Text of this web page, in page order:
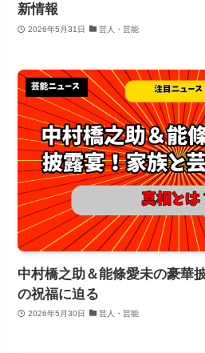
新情報
2026年5月31日 芸人・芸能
中村橋之助＆能條愛未の豪華
の祝福に迫る
2026年5月30日 芸人・芸能